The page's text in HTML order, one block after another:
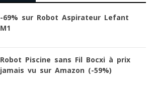
-69% sur Robot Aspirateur Lefant
M1
Robot Piscine sans Fil Bocxi à prix
jamais vu sur Amazon (-59%)